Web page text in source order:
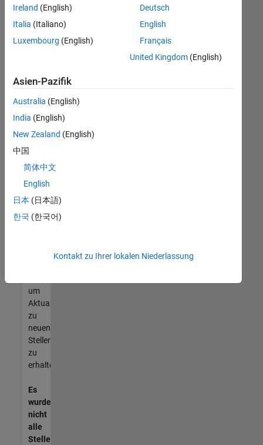
oder
alle
Stellenangebote
anzeigen .
noch
keine
offenen
Stellen
können,
die
Ihren
entsprechen,
werden
unseres
um
Aktualisierungen
zu
neuen
Stellenangeboten
zu
erhalten.
Es
wurden
nicht
alle
Stellen
Ireland (English)
Italia (Italiano)
Luxembourg (English)
Deutsch
English
Français
United Kingdom(English)
Asien-Pazifik
Australia (English)
India (English)
New Zealand (English)
中国
简体中文
English
日本 (日本語)
한국 (한국어)
Kontakt zu Ihrer lokalen Niederlassung